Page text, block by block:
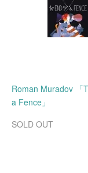
Roman Muradov 「
a Fence」
SOLD OUT